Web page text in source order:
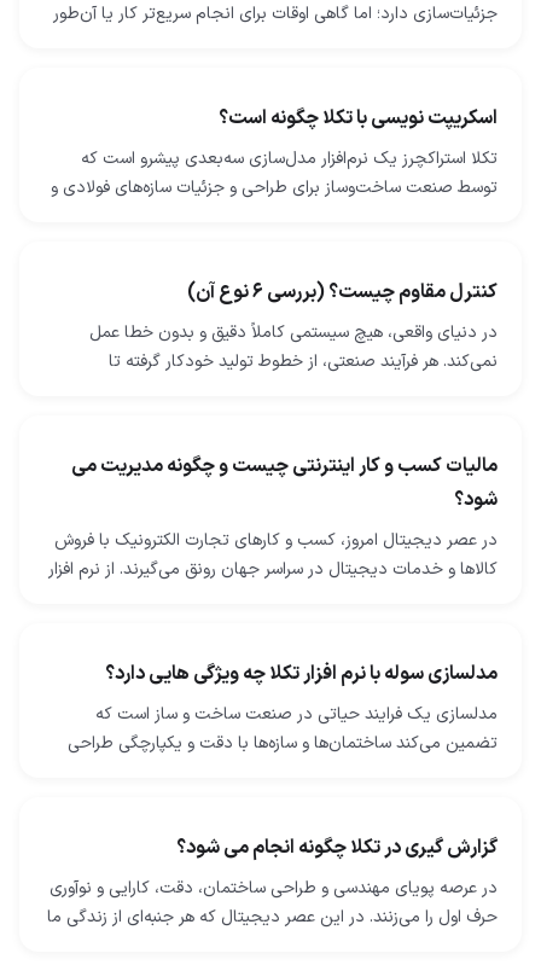
جزئیات‌سازی دارد؛ اما گاهی اوقات برای انجام سریع‌تر کار یا آن‌طور
اسکریپت نویسی با تکلا چگونه است؟
تکلا استراکچرز یک نرم‌افزار مدل‌سازی سه‌بعدی پیشرو است که
توسط صنعت ساخت‌وساز برای طراحی و جزئیات سازه‌های فولادی و
کنترل مقاوم چیست؟ (بررسی 6 نوع آن)
در دنیای واقعی، هیچ سیستمی کاملاً دقیق و بدون خطا عمل
نمی‌کند. هر فرآیند صنعتی، از خطوط تولید خودکار گرفته تا
مالیات کسب و کار اینترنتی چیست و چگونه مدیریت می
شود؟
در عصر دیجیتال امروز، کسب‌ و کارهای تجارت الکترونیک با فروش
کالاها و خدمات دیجیتال در سراسر جهان رونق می‌گیرند. از نرم ‌افزار
مدلسازی سوله با نرم افزار تکلا چه ویژگی هایی دارد؟
مدلسازی یک فرایند حیاتی در صنعت ساخت و ساز است که
تضمین می‌کند ساختمان‌ها و سازه‌ها با دقت و یکپارچگی طراحی
گزارش گیری در تکلا چگونه انجام می شود؟
در عرصه پویای مهندسی و طراحی ساختمان، دقت، کارایی و نوآوری
حرف اول را می‌زنند. در این عصر دیجیتال که هر جنبه‌ای از زندگی ما